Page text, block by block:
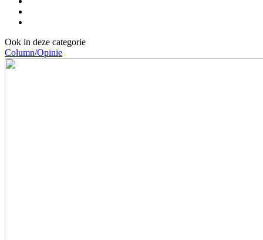
Ook in deze categorie
Column/Opinie